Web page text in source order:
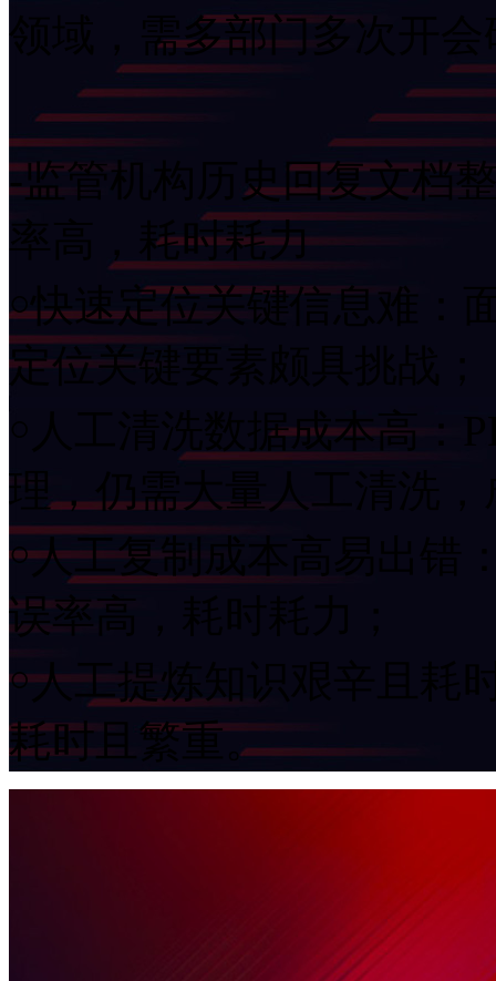
领域，需多部门多次开
-监管机构历史回复文档整
率高，耗时耗力
￮快速定位关键信息难：
定位关键要素颇具挑战；
￮人工清洗数据成本高
理，仍需大量人工清洗
￮人工复制成本高易出错
误率高，耗时耗力；
￮人工提炼知识艰辛且耗时
耗时且繁重。